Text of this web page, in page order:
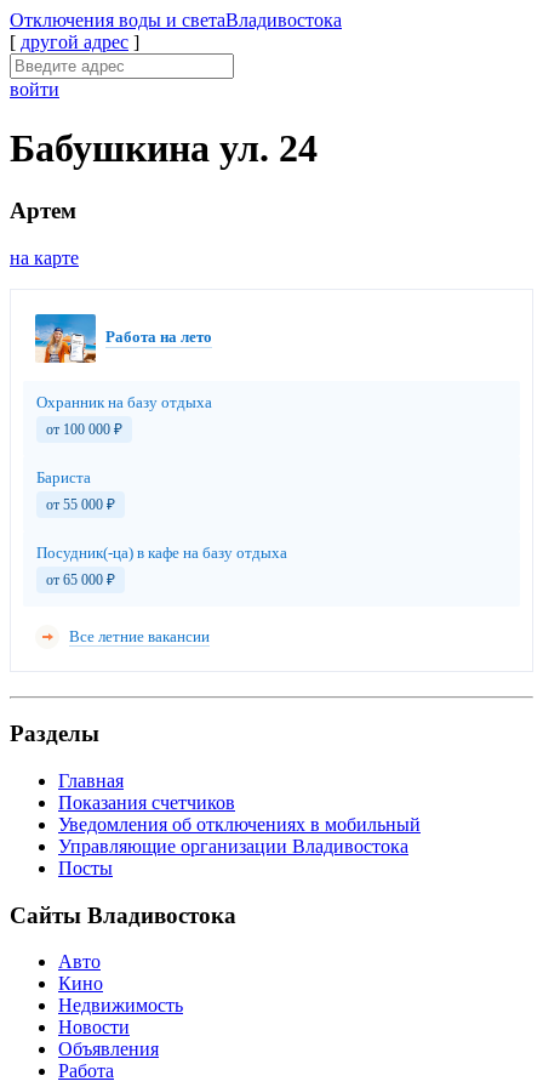
Отключения воды и светаВладивостока
[ другой адрес ]
войти
Бабушкина ул. 24
Артем
на карте
Работа на лето
Охранник на базу отдыха
от 100 000 ₽
Бариста
от 55 000 ₽
Посудник(-ца) в кафе на базу отдыха
от 65 000 ₽
Все летние вакансии
Разделы
Главная
Показания счетчиков
Уведомления об отключениях в мобильный
Управляющие организации Владивостока
Посты
Сайты Владивостока
Авто
Кино
Недвижимость
Новости
Объявления
Работа